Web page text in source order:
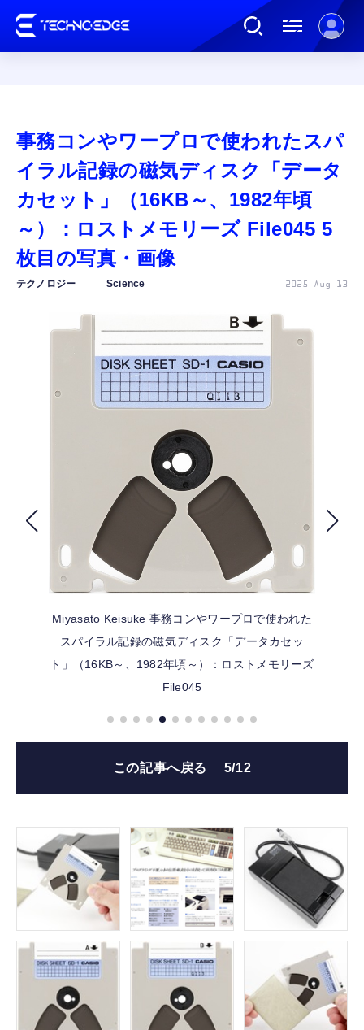
AI
ガジェット
ゲーム
公式ストア
FOLLOW US
事務コンやワープロで使われたスパ
イラル記録の磁気ディスク「データ
カセット」（16KB～、1982年頃
～）：ロストメモリーズ File045 5
枚目の写真・画像
テクノロジー Science 2025 Aug 13
Miyasato Keisuke 事務コンやワープロで使われた
スパイラル記録の磁気ディスク「データカセッ
ト」（16KB～、1982年頃～）：ロストメモリーズ
File045
この記事へ戻る 5/12